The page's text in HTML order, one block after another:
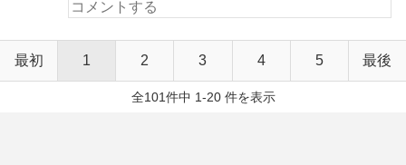
最初 1 2 3 4 5 最後
全101件中 1-20 件を表示